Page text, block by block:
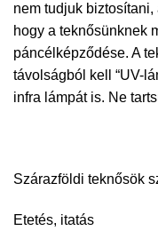
nem tudjuk
hogy a teknősünknek
páncélképződése. A
távolságból kell “UV-
infra lámpát is. Ne
Szárazföldi teknősök
Etetés, itatás